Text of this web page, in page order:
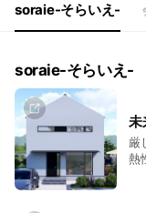
soraie-そらいえ-
soraie-そらいえ-
未
厳
熱